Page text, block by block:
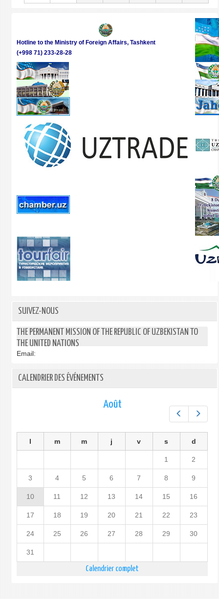
Hotline to the Ministry of Foreign Affairs, Tashkent
(+998 71) 233-28-28
SUIVEZ-NOUS
THE PERMANENT MISSION OF THE REPUBLIC OF UZBEKISTAN TO
THE UNITED NATIONS
Email:
CALENDRIER DES ÉVÉNEMENTS
Préc.
Août
l m m j v s d
1 2
3 4 5 6 7 8 9
10 11 12 13 14 15 16
17 18 19 20 21 22 23
24 25 26 27 28 29 30
31
Calendrier complet